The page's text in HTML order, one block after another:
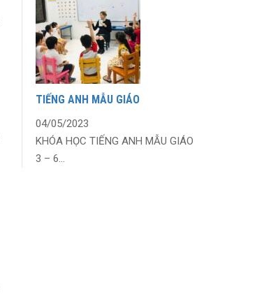
TIẾNG ANH MẪU GIÁO
04/05/2023
KHÓA HỌC TIẾNG ANH MẪU GIÁO
3 – 6...